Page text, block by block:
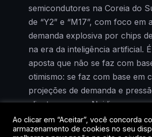
semicondutores na Coreia do
de “Y2” e “M17”, com foco em
demanda explosiva por chips
na era da inteligência artificial.
aposta que não se faz com
otimismo: se faz com base em
projeções de demanda e
clientes como a Nvidia.
A decisão não surgiu do nada.
Ao clicar em “Aceitar”, você concorda
armazenamento de cookies no seu